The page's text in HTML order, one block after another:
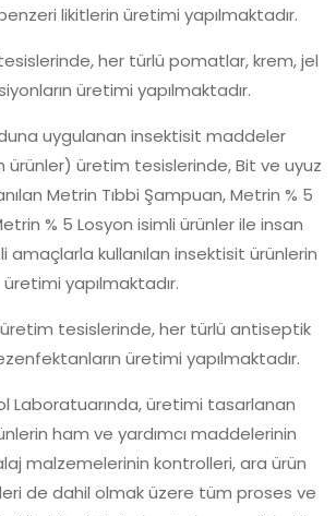
likitlerin üretimi yapılmaktadır.
her türlü pomatlar, krem, jel
üretimi yapılmaktadır.
uygulanan insektisit maddeler
üretim tesislerinde, Bit ve uyuz
Metrin Tıbbi Şampuan, Metrin % 5
% 5 Losyon isimli ürünler ile insan
amaçlarla kullanılan insektisit ürünlerin
üretimi yapılmaktadır.
tesislerinde, her türlü antiseptik
üretimi yapılmaktadır.
Laboratuarında, üretimi tasarlanan
ham ve yardımcı maddelerinin
malzemelerinin kontrolleri, ara ürün
de dahil olmak üzere tüm proses ve